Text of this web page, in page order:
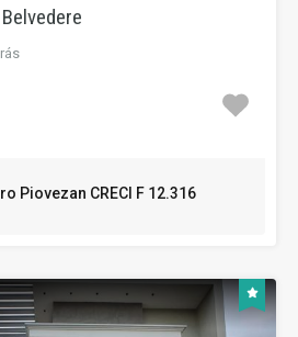
Piovezan CRECI F 12.316